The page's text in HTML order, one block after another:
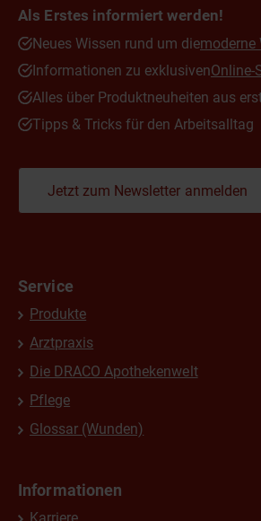
Als Erstes informiert werden!
Neues Wissen rund um diemoderne
Informationen zu exklusivenOnline-
Alles über Produktneuheiten aus
Tipps & Tricks für den Arbeitsalltag
Jetzt zum Newsletter anmelden
Service
Produkte
Arztpraxis
Die DRACO Apothekenwelt
Pflege
Glossar (Wunden)
Informationen